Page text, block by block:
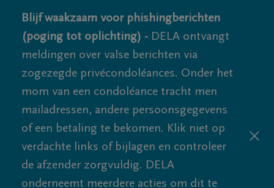
Blijf waakzaam voor phishingberichten
(poging tot oplichting) - DELA ontvangt
meldingen over valse berichten via
zogezegde privécondoléances. Onder het
mom van een condoléance tracht men
mailadressen, andere persoonsgegevens
of een betaling te bekomen. Klik niet op
verdachte links of bijlagen en controleer
de afzender zorgvuldig. DELA
onderneemt meerdere acties om dit te